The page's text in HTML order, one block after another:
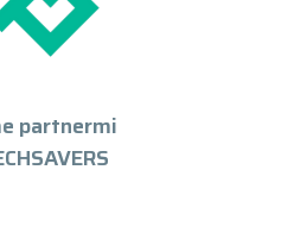
partnermi